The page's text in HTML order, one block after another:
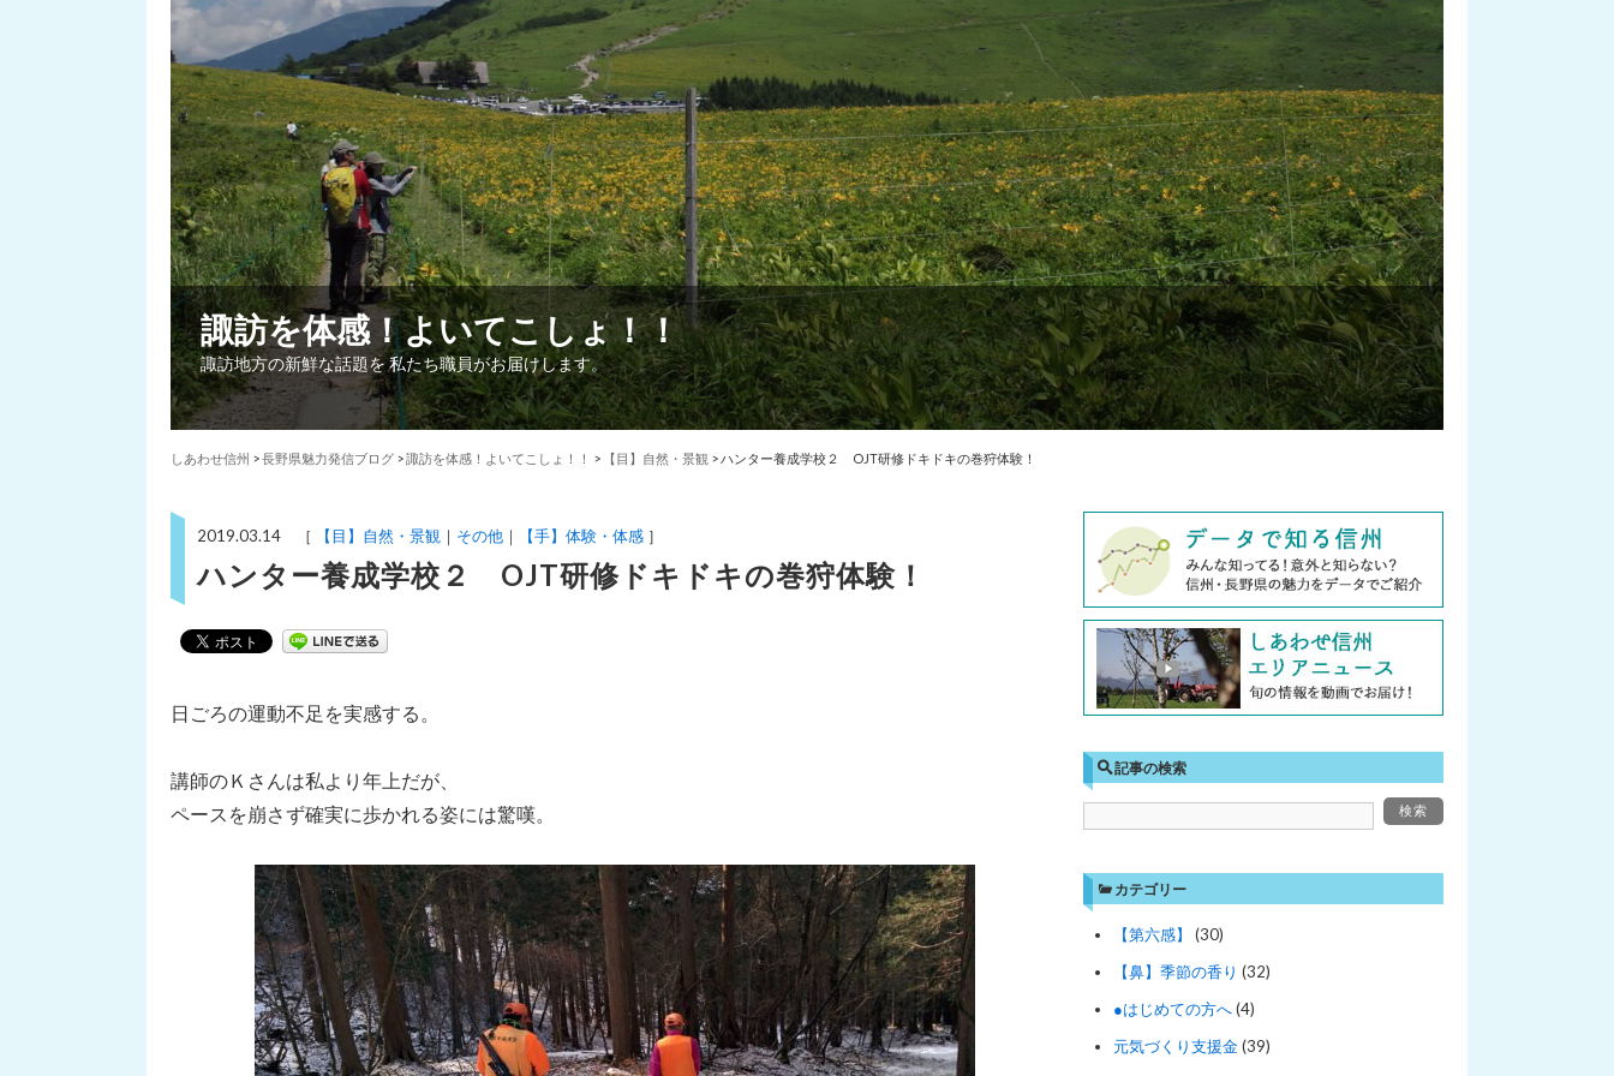
諏訪を体感！よいてこしょ！！
諏訪地方の新鮮な話題を 私たち職員がお届けします。
しあわせ信州 >長野県魅力発信ブログ >諏訪を体感！よいてこしょ！！ > 【目】自然・景観 >ハンター養成学校２ OJT研修ドキドキの巻狩体験！
2019.03.14 ［ 【目】自然・景観 その他 【手】体験・体感 ］
ハンター養成学校２ OJT研修ドキドキの巻狩体験！
日ごろの運動不足を実感する。
講師のＫさんは私より年上だが、
ペースを崩さず確実に歩かれる姿には驚嘆。
記事の検索
カテゴリー
【第六感】
(30)
【鼻】季節の香り (32)
●はじめての方へ(4)
元気づくり支援金(39)